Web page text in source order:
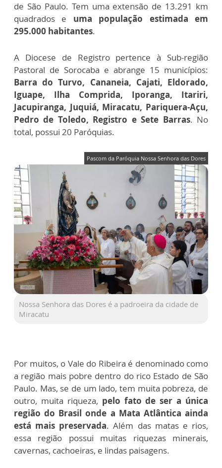
de São Paulo. Tem uma extensão de 13.291 km
quadrados e uma população estimada em
295.000 habitantes.
A Diocese de Registro pertence à Sub-região
Pastoral de Sorocaba e abrange 15 municípios:
Barra do Turvo, Cananeia, Cajati, Eldorado,
Iguape, Ilha Comprida, Iporanga, Itariri,
Jacupiranga, Juquiá, Miracatu, Pariquera-Açu,
Pedro de Toledo, Registro e Sete Barras. No
total, possui 20 Paróquias.
Pascom da Paróquia Nossa Senhora das Dores
Nossa Senhora das Dores é a padroeira da cidade de
Miracatu
Por muitos, o Vale do Ribeira é denominado como
a região mais pobre dentro do rico Estado de São
Paulo. Mas, se de um lado, tem muita pobreza, de
outro, muita riqueza, pelo fato de ser a única
região do Brasil onde a Mata Atlântica ainda
está mais preservada. Além das matas e rios,
essa região possui muitas riquezas minerais,
cavernas, cachoeiras, e lindas paisagens.